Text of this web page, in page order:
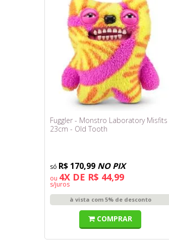
Fuggler - Monstro Laboratory Misfits
23cm - Old Tooth
R$ 170,99 NO PIX
ou 4X DE R$ 44,99
s/juros
à vista com 5% de desconto
COMPRAR